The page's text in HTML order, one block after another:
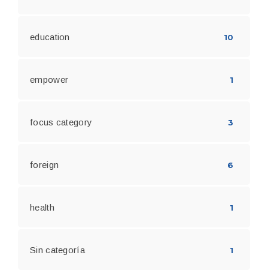
education 10
empower 1
focus category 3
foreign 6
health 1
Sin categoría 1